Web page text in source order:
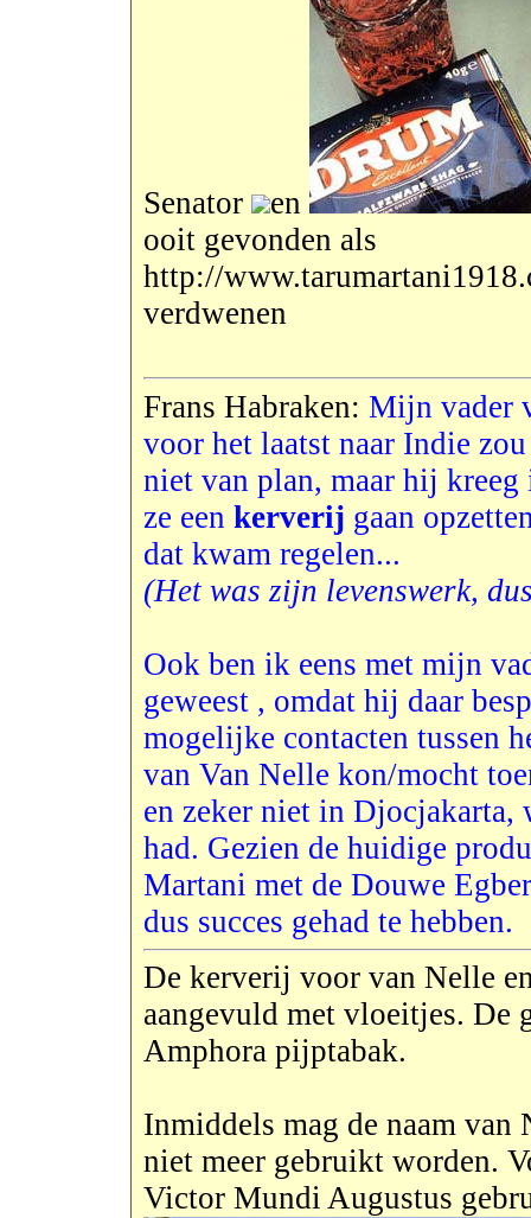
Senator
en
ooit gevonden als
http://
verdwenen
Frans Habraken: Mijn vader
voor het laatst naar Indie
niet van plan, maar hij kreeg
ze een kerverij gaan
dat kwam regelen...
(Het was zijn levenswerk,
Ook ben ik eens met mijn
geweest , omdat hij daar
mogelijke contacten tussen
van Van Nelle kon/mocht
en zeker niet in Djocjakarta,
had. Gezien de huidige
Martani met de Douwe
dus succes gehad te hebben.
De kerverij voor van Nelle
aangevuld met vloeitjes. De
Amphora pijptabak.
Inmiddels mag de naam
niet meer gebruikt worden.
Victor Mundi Augustus